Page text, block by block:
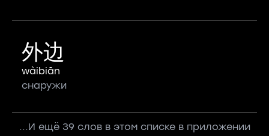
外边
wàibiān
снаружи
...И ещё 39 слов в этом списке в приложении